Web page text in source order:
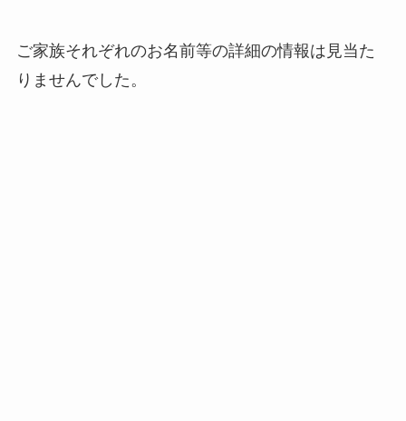
ご家族それぞれのお名前等の詳細の情報は見当た
りませんでした。